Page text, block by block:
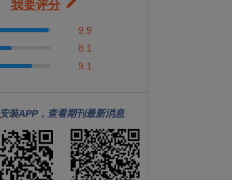
我要评分
9.9
8.1
9.1
安装APP，查看期刊最新消息